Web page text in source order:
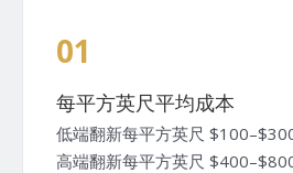
01
每平方英尺平均成本
低端翻新每平方英尺
高端翻新每平方英尺